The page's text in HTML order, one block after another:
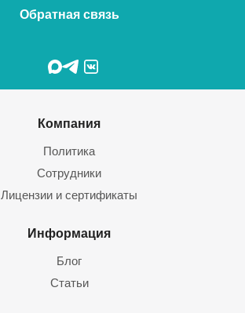
Обратная связь
Компания
Политика
Сотрудники
Лицензии и сертификаты
Информация
Блог
Статьи